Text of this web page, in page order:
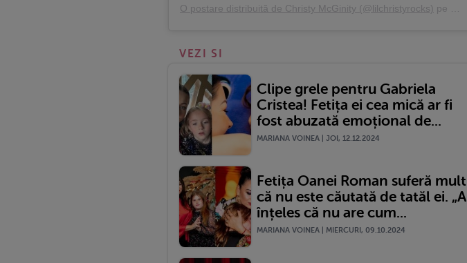
O postare distribuită de Christy McGinity (@lilchristyrocks) pe
VEZI SI
Clipe grele pentru Gabriela
Cristea! Fetița ei cea mică ar fi
fost abuzată emoțional de...
MARIANA VOINEA | JOI, 12.12.2024
Fetița Oanei Roman suferă mult
că nu este căutată de tatăl ei. „A
înțeles că nu are cum...
MARIANA VOINEA | MIERCURI, 09.10.2024